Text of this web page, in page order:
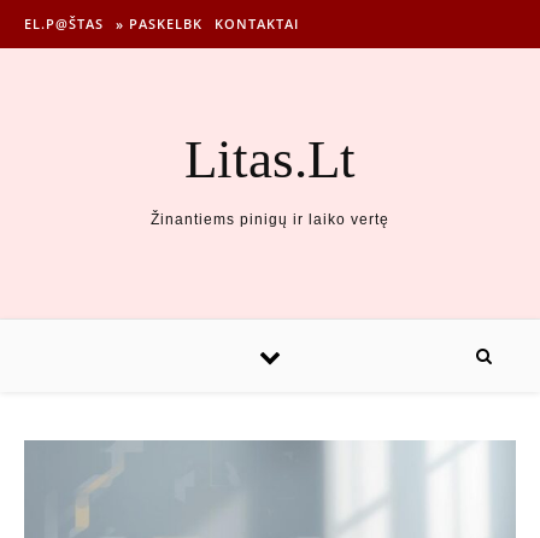
EL.P@ŠTAS » PASKELBK KONTAKTAI
Litas.Lt
Žinantiems pinigų ir laiko vertę